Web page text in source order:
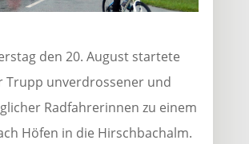
den 20. August startete
Trupp unverdrossener und
Radfahrerinnen zu einem
Höfen in die Hirschbachalm.